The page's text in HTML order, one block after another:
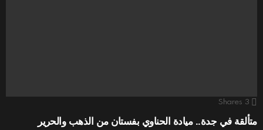
3
Shares
متألقة في جدة.. ميادة الحناوي بفستان من الذهب والحرير